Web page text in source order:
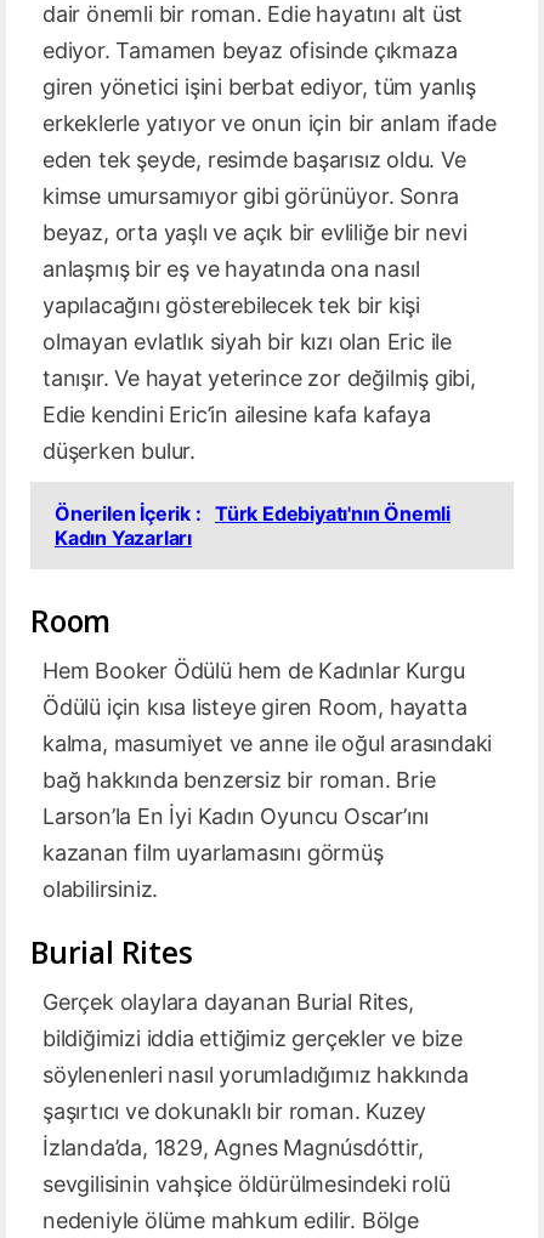
dair önemli bir roman. Edie hayatını alt üst
ediyor. Tamamen beyaz ofisinde çıkmaza
giren yönetici işini berbat ediyor, tüm yanlış
erkeklerle yatıyor ve onun için bir anlam ifade
eden tek şeyde, resimde başarısız oldu. Ve
kimse umursamıyor gibi görünüyor. Sonra
beyaz, orta yaşlı ve açık bir evliliğe bir nevi
anlaşmış bir eş ve hayatında ona nasıl
yapılacağını gösterebilecek tek bir kişi
olmayan evlatlık siyah bir kızı olan Eric ile
tanışır. Ve hayat yeterince zor değilmiş gibi,
Edie kendini Eric’in ailesine kafa kafaya
düşerken bulur.
Önerilen İçerik :
Türk Edebiyatı'nın Önemli
Kadın Yazarları
Room
Hem Booker Ödülü hem de Kadınlar Kurgu
Ödülü için kısa listeye giren Room, hayatta
kalma, masumiyet ve anne ile oğul arasındaki
bağ hakkında benzersiz bir roman. Brie
Larson’la En İyi Kadın Oyuncu Oscar’ını
kazanan film uyarlamasını görmüş
olabilirsiniz.
Burial Rites
Gerçek olaylara dayanan Burial Rites,
bildiğimizi iddia ettiğimiz gerçekler ve bize
söylenenleri nasıl yorumladığımız hakkında
şaşırtıcı ve dokunaklı bir roman. Kuzey
İzlanda’da, 1829, Agnes Magnúsdóttir,
sevgilisinin vahşice öldürülmesindeki rolü
nedeniyle ölüme mahkum edilir. Bölge